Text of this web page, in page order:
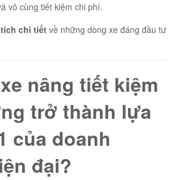
vô cùng tiết kiệm chi phí.
chi tiết về những dòng xe đáng đầu tư
nâng tiết kiệm
trở thành lựa
của doanh
đại?